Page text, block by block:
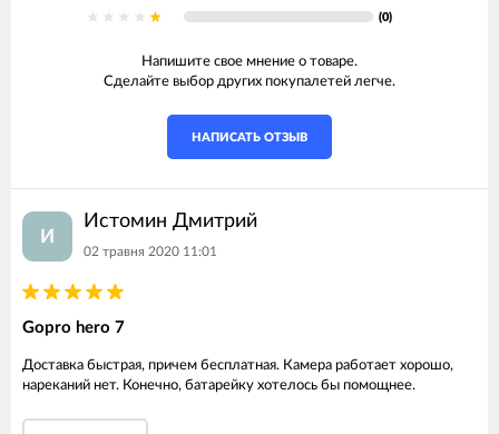
(0)
Напишите свое мнение о товаре.
Сделайте выбор других покупалетей легче.
НАПИСАТЬ ОТЗЫВ
И
Истомин Дмитрий
02 травня 2020 11:01
Gopro hero 7
Доставка быстрая, причем бесплатная. Камера работает хорошо,
нареканий нет. Конечно, батарейку хотелось бы помощнее.